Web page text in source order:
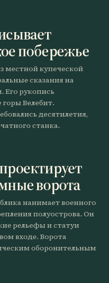
побережье
местной купеческой
сказания на
Его рукопись
горы Велебит.
десятилетия,
станка.
ворота
нанимает военного
полуострова. Он
рельефы и статуи
входе. Ворота
оборонительным